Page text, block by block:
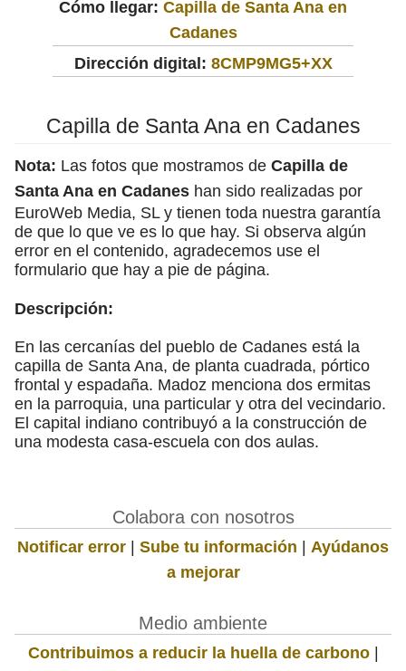
Cómo llegar: Capilla de Santa Ana en
Cadanes
Dirección digital: 8CMP9MG5+XX
Capilla de Santa Ana en Cadanes
Nota: Las fotos que mostramos de Capilla de
Santa Ana en Cadanes han sido realizadas por
EuroWeb Media, SL y tienen toda nuestra garantía
de que lo que ve es lo que hay. Si observa algún
error en el contenido, agradecemos use el
formulario que hay a pie de página.
Descripción:
En las cercanías del pueblo de Cadanes está la
capilla de Santa Ana, de planta cuadrada, pórtico
frontal y espadaña. Madoz menciona dos ermitas
en la parroquia, una particular y otra del vecindario.
El capital indiano contribuyó a la construcción de
una modesta casa-escuela con dos aulas.
Colabora con nosotros
Notificar error | Sube tu información | Ayúdanos
a mejorar
Medio ambiente
Contribuimos a reducir la huella de carbono|